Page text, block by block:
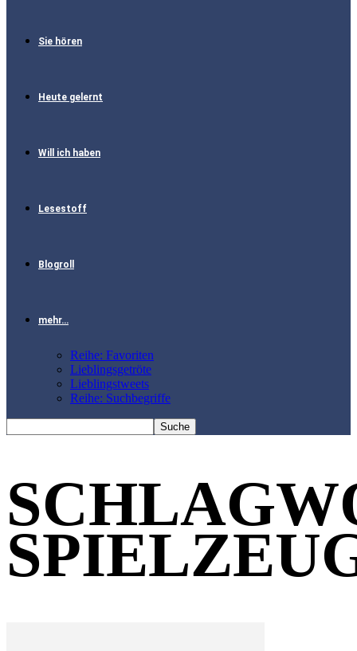
Sie hören
Heute gelernt
Will ich haben
Lesestoff
Blogroll
mehr…
Reihe: Favoriten
Lieblingsgetröte
Lieblingstweets
Reihe: Suchbegriffe